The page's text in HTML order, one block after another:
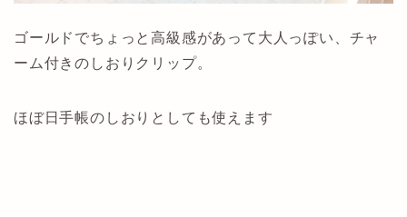
ゴールドでちょっと高級感があって大人っぽい、チャ
ーム付きのしおりクリップ。
ほぼ日手帳のしおりとしても使えます